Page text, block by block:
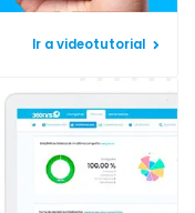
Ir a videotutorial